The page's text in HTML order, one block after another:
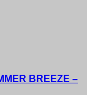
BREEZE –